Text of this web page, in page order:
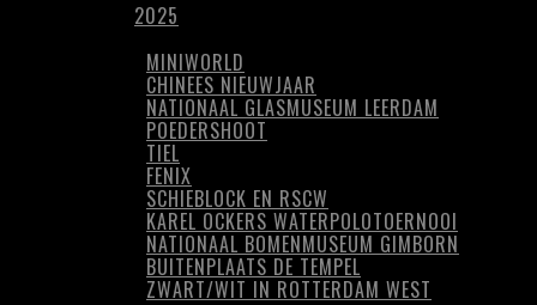
2025
MINIWORLD
CHINEES NIEUWJAAR
NATIONAAL GLASMUSEUM LEERDAM
POEDERSHOOT
TIEL
FENIX
SCHIEBLOCK EN RSCW
KAREL OCKERS WATERPOLOTOERNOOI
NATIONAAL BOMENMUSEUM GIMBORN
BUITENPLAATS DE TEMPEL
ZWART/WIT IN ROTTERDAM WEST